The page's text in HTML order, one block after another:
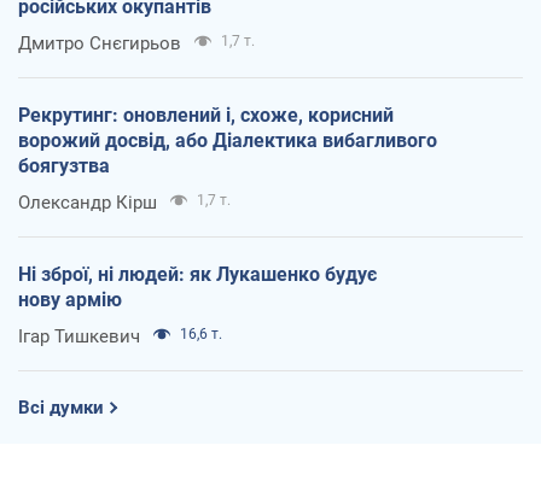
російських окупантів
Дмитро Снєгирьов 1,7 т.
Рекрутинг: оновлений і, схоже, корисний
ворожий досвід, або Діалектика вибагливого
боягузтва
Олександр Кірш 1,7 т.
Ні зброї, ні людей: як Лукашенко будує
нову армію
Ігар Тишкевич 16,6 т.
Всі думки